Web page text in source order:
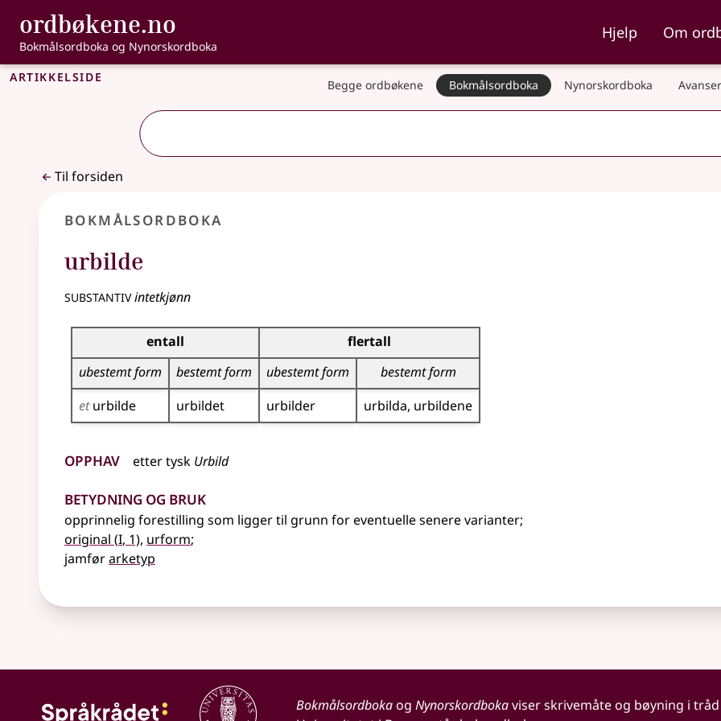
Gå til hovedinnhold
Tilgjengelighet
ordbøkene.no , Bokmålsordboka og Nynorskordboka
Bokmålsordboka og Nynorskordboka
Hjelp Om
Artikkelside Begge ordbøkene Bokmålsordboka Nynorskordboka
Til forsiden
Bokmålsordboka
urbilde
substantivintetkjønn
Bøyingstabell for dette substantivet
entall
flertall
ubestemt form
bestemt form ubestemt form
bestemt form
eturbilde urbildet urbilder urbilda urbildene
Opphav ettertysk Urbild
Betydning og bruk
opprinnelig forestilling som ligger til grunn for eventuelle senere varianter;
original (1
I, 1), urform;
jamførarketyp
Bokmålsordbokaog Nynorskordbokaviser skrivemåte og bøyning i